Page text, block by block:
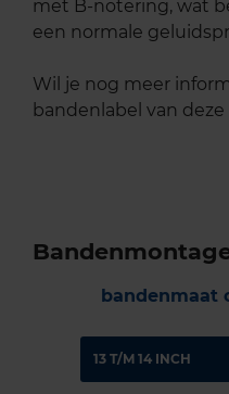
met B-notering, wat
een normale
Wil je nog meer
bandenlabel van
bandenmaat